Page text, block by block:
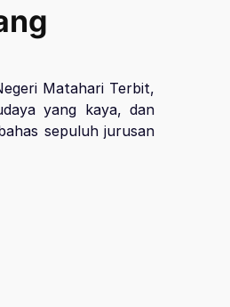
Matahari Terbit,
yang kaya, dan
sepuluh jurusan